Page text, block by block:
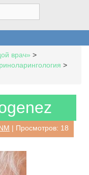
врач» >
>
| Просмотров: 18